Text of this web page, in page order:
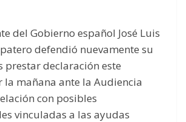
del Gobierno español José Luis
defendió nuevamente su
prestar declaración este
la mañana ante la Audiencia
con posibles
vinculadas a las ayudas